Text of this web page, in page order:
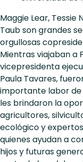
Maggie Lear, Tessie
Taub son grandes
orgullosas
Mientras viajaban a
vicepresidenta
Paula Tavares,
importante labor de
les brindaron la
agricultores,
ecológico y
quienes ayudan a
hijos y futuras